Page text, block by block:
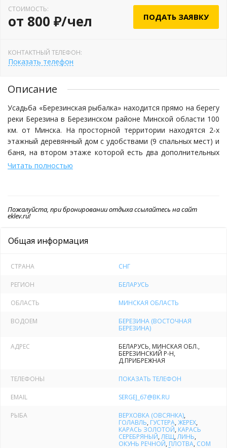
СТОИМОСТЬ:
от 800 ₽/чел ПОДАТЬ ЗАЯВКУ
КОНТАКТНЫЙ ТЕЛЕФОН:
Показать телефон
Описание
Усадьба «Березинская рыбалка» находится прямо на берегу
реки Березина в Березинском районе Минской области 100
км. от Минска. На просторной территории находятся 2-х
этажный деревянный дом с удобствами (9 спальных мест) и
баня, на втором этаже которой есть два дополнительных
спальных места. Любители релакса могут насладиться
желанию организуем бесплатную ознакомительную
благодаря ландшафтному заказнику, сохранила свой
старицами и живописными берегами. Леса вокруг деревни
простираются на десятки километров — настоящий рай для
удобный подход к реке (40 м до воды).
Отдых
Нашим гостям мы можем предложить следующие услуги:
Русская баня на дровах с купелью (банное время не
лимитируется, т.к. нет других компаний);
Теннисный стол с ракетками, мангал с шампурами,
казан, качели, лежаки (входят в стоимость проживания);
Читать полностью
Пожалуйста, при бронировании отдыха ссылайтесь на сайт
eklev.ru!
Общая информация
СТРАНА СНГ
РЕГИОН БЕЛАРУСЬ
ОБЛАСТЬ МИНСКАЯ ОБЛАСТЬ
ВОДОЕМ
БЕРЕЗИНА (ВОСТОЧНАЯ
БЕРЕЗИНА)
АДРЕС
БЕЛАРУСЬ, МИНСКАЯ ОБЛ.,
БЕРЕЗИНСКИЙ Р-Н,
Д.ПРИБРЕЖНАЯ
ТЕЛЕФОНЫ ПОКАЗАТЬ ТЕЛЕФОН
EMAIL SERGEJ_67@BK.RU
РЫБА ВЕРХОВКА (ОВСЯНКА),
ГОЛАВЛЬ, ГУСТЕРА, ЖЕРЕХ,
КАРАСЬ ЗОЛОТОЙ, КАРАСЬ
СЕРЕБРЯНЫЙ,ЛЕЩ,ЛИНЬ,
ОКУНЬ РЕЧНОЙ, ПЛОТВА, СОМ